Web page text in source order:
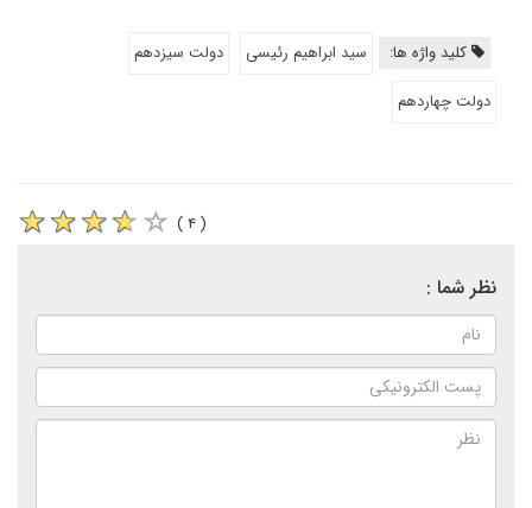
کلید واژه ها: سید ابراهیم رئیسی
دولت سیزدهم
دولت چهاردهم
( ۴ )
نظر شما :